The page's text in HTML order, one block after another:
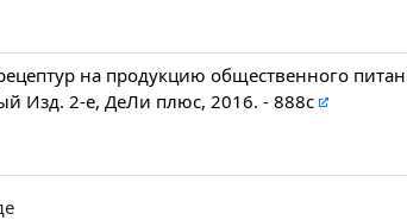
на продукцию общественного
Изд. 2-е, ДеЛи плюс, 2016. - 888с